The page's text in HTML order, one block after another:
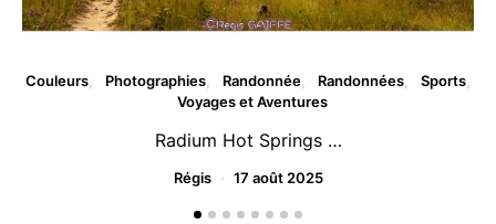
Couleurs Photographies Randonnée Randonnées
Sports
Voyages et Aventures
Radium Hot Springs …
Régis 17 août 2025